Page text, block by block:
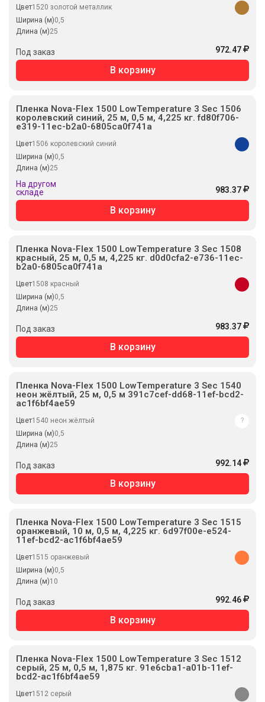
Цвет1520 золотой металлик
Ширина (м)0,5
Длина (м)25
Под заказ 972.47
В корзину
Пленка Nova-Flex 1500 LowTemperature 3 Sec 1506
королевский синий, 25 м, 0,5 м, 4,225 кг. fd80f706-
e319-11ec-b2a0-6805ca0f741a
Цвет1506 королевский синий
Ширина (м)0,5
Длина (м)25
На другом
складе
983.37
В корзину
Пленка Nova-Flex 1500 LowTemperature 3 Sec 1508
красный, 25 м, 0,5 м, 4,225 кг. d0d0cfa2-e736-11ec-
b2a0-6805ca0f741a
Цвет1508 красный
Ширина (м)0,5
Длина (м)25
Под заказ 983.37
В корзину
Пленка Nova-Flex 1500 LowTemperature 3 Sec 1540
неон жёлтый, 25 м, 0,5 м 391c7cef-dd68-11ef-bcd2-
ac1f6bf4ae59
Цвет1540 неон жёлтый
?
Ширина (м)0,5
Длина (м)25
Под заказ 992.14
В корзину
Пленка Nova-Flex 1500 LowTemperature 3 Sec 1515
оранжевый, 10 м, 0,5 м, 4,225 кг. 6d97f00e-e524-
11ef-bcd2-ac1f6bf4ae59
Цвет1515 оранжевый
Ширина (м)0,5
Длина (м)10
Под заказ 992.46
В корзину
Пленка Nova-Flex 1500 LowTemperature 3 Sec 1512
серый, 25 м, 0,5 м, 1,875 кг. 91e6cba1-a01b-11ef-
bcd2-ac1f6bf4ae59
Цвет1512 серый